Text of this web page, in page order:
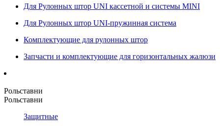
Для Рулонных штор UNI кассетной и системы MINI
Для Рулонных штор UNI-пружинная система
Комплектующие для рулонных штор
Запчасти и комплектующие для горизонтальных жалюзи
Рольставни
Рольставни
Защитные